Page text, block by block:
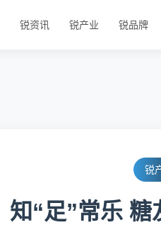
锐资讯 锐产业 锐品牌
锐
知“足”常乐